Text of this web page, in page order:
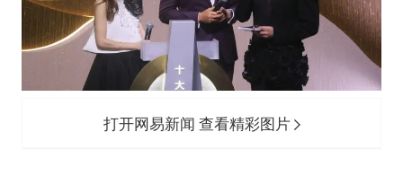
打开网易新闻 查看精彩图片